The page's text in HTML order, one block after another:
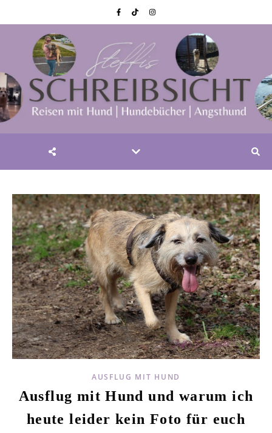
AUSFLUG MIT HUND
Ausflug mit Hund und warum ich
heute leider kein Foto für euch